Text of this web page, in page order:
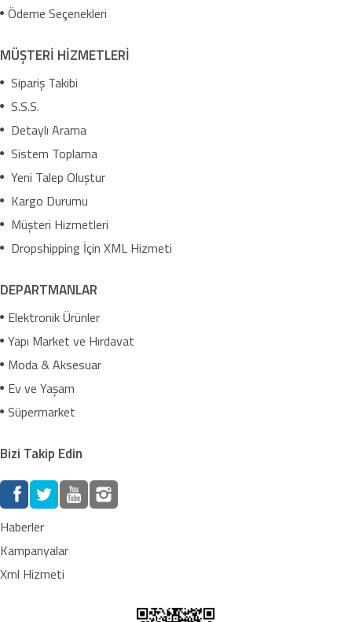
Ödeme Seçenekleri
MÜŞTERİ HİZMETLERİ
Sipariş Takibi
S.S.S.
Detaylı Arama
Sistem Toplama
Yeni Talep Oluştur
Kargo Durumu
Müşteri Hizmetleri
Dropshipping İçin XML Hizmeti
DEPARTMANLAR
Elektronik Ürünler
Yapı Market ve Hırdavat
Moda & Aksesuar
Ev ve Yaşam
Süpermarket
Bizi Takip Edin
Haberler
Kampanyalar
Xml Hizmeti